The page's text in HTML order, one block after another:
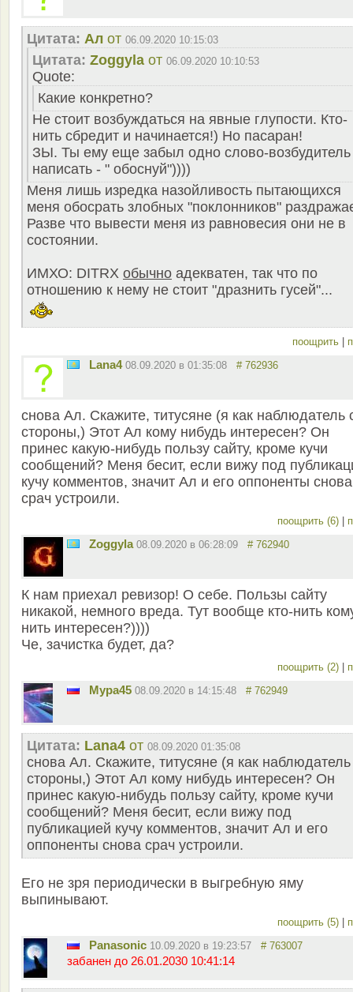
Цитата: Ал от 06.09.2020 10:15:03
Цитата: Zoggyla от 06.09.2020 10:10:53
Quote:
Какие конкретно?
Не стоит возбуждаться на явные глупости. Кто-
нить сбредит и начинается!) Но пасаран!
ЗЫ. Ты ему еще забыл одно слово-возбудитель
написать - " обоснуй"))))
Меня лишь изредка назойливость пытающихся
меня обосрать злобных "поклонников"
Разве что вывести меня из равновесия они не в
состоянии.
ИМХО: DITRX обычно адекватен, так что по
отношению к нему не стоит "дразнить гусей"...
поощрить
Lana4 08.09.2020 в 01:35:08 # 762936
снова Ал. Скажите, титусяне (я как наблюдатель
стороны,) Этот Ал кому нибудь интересен? Он
принес какую-нибудь пользу сайту, кроме кучи
сообщений? Меня бесит, если вижу под
кучу комментов, значит Ал и его оппоненты снова
срач устроили.
поощрить (6)
Zoggyla 08.09.2020 в 06:28:09 # 762940
К нам приехал ревизор! О себе. Пользы сайту
никакой, немного вреда. Тут вообще кто-нить
нить интересен?))))
Че, зачистка будет, да?
поощрить (2)
Мура45 08.09.2020 в 14:15:48 # 762949
Цитата: Lana4 от 08.09.2020 01:35:08
снова Ал. Скажите, титусяне (я как наблюдатель
стороны,) Этот Ал кому нибудь интересен? Он
принес какую-нибудь пользу сайту, кроме кучи
сообщений? Меня бесит, если вижу под
публикацией кучу комментов, значит Ал и его
оппоненты снова срач устроили.
Его не зря периодически в выгребную яму
выпинывают.
поощрить (5)
Panasonic 10.09.2020 в 19:23:57 # 763007
забанен до 26.01.2030 10:41:14